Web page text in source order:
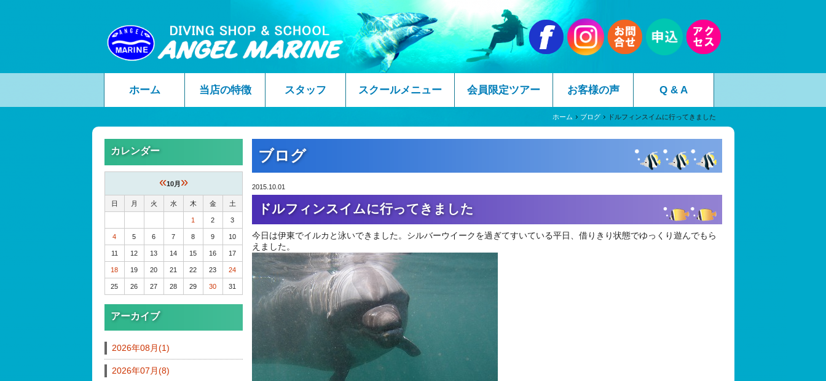
ホーム 当店の特徴 スタッフ スクールメニュー 会員限定ツアー お客様の声 Q & A
ホーム ブログ ドルフィンスイムに行ってきました
ブログ
2015.10.01
ドルフィンスイムに行ってきました
今日は伊東でイルカと泳いできました。シルバーウイークを過ぎてすいている平日、借りきり状態でゆっくり遊んでもら
えました。
カレンダー
«10月 »
日 月 火 水 木 金 土
1 2 3
4 5 6 7 8 9 10
11 12 13 14 15 16 17
18 19 20 21 22 23 24
25 26 27 28 29 30 31
アーカイブ
2026年08月(1)
2026年07月(8)